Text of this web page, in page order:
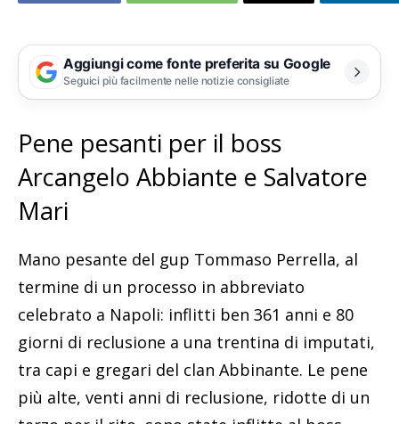
Aggiungi come fonte preferita su Google
Seguici più facilmente nelle notizie consigliate
Pene pesanti per il boss
Arcangelo Abbiante e Salvatore
Mari
Mano pesante del gup Tommaso Perrella, al
termine di un processo in abbreviato
celebrato a Napoli: inflitti ben 361 anni e 80
giorni di reclusione a una trentina di imputati,
tra capi e gregari del clan Abbinante. Le pene
più alte, venti anni di reclusione, ridotte di un